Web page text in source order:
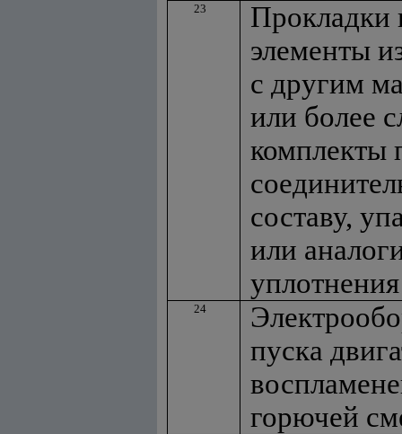
23
Прокладки
элементы
с другим
или более
комплекты
составу,
или
уплотнения
24
пуска
горючей